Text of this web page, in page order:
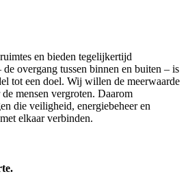
en bieden tegelijkertijd
overgang tussen binnen en buiten – is
tot een doel. Wij willen de meerwaarde
mensen vergroten. Daarom
die veiligheid, energiebeheer en
elkaar verbinden.